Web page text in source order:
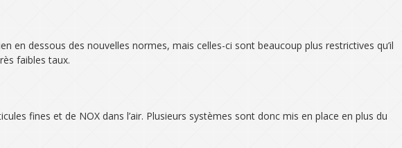
dessous des nouvelles normes, mais celles-ci sont beaucoup plus restrictives qu’il
faibles taux.
fines et de NOX dans l’air. Plusieurs systèmes sont donc mis en place en plus du